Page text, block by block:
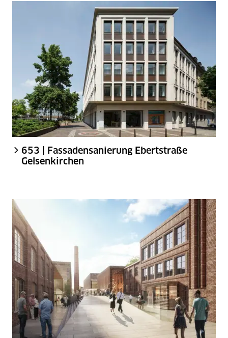
653 | Fassadensanierung Ebertstraße
Gelsenkirchen